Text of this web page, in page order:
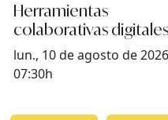
Herramientas
colaborativas digitales
lun., 10 de agosto de
07:30h